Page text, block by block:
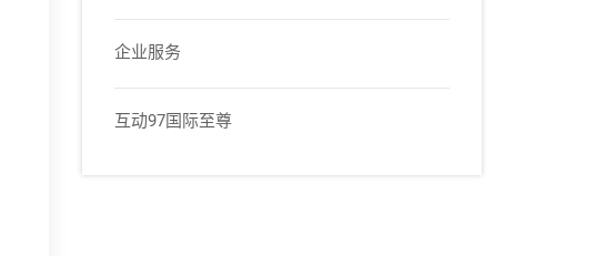
企业服务
互动97国际至尊